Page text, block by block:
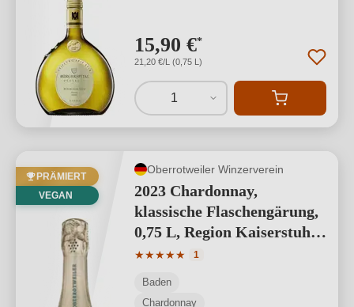
15,90 €*
21,20 €/L (0,75 L)
1
PRÄMIERT
VEGAN
Oberrotweiler Winzerverein
2023 Chardonnay,
klassische Flaschengärung,
0,75 L, Region Kaiserstuhl,
Baden
★★★★★
Durchschnittliche Bewertung von 5
1
Baden
Chardonnay